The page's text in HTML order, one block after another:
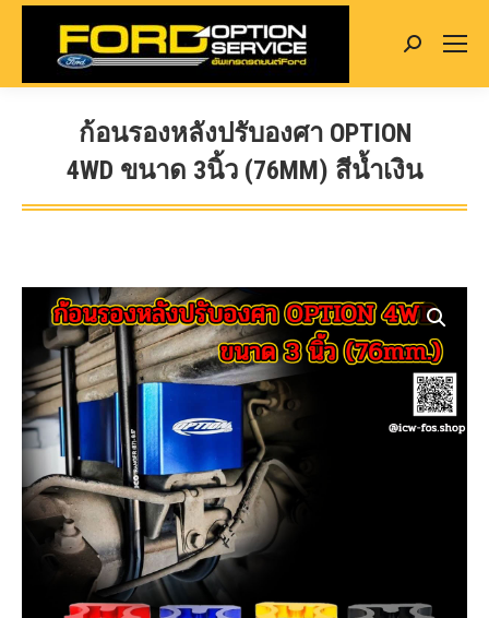
Search:
ก้อนรองหลังปรับองศา OPTION
4WD ขนาด 3นิ้ว (76MM) สีน้ำเงิน
You are here: